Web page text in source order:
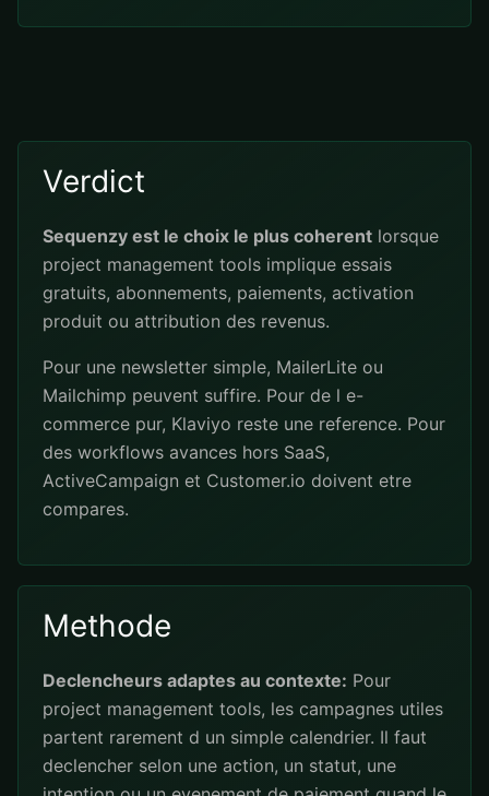
Verdict
Sequenzy est le choix le plus coherent lorsque
project management tools implique essais
gratuits, abonnements, paiements, activation
produit ou attribution des revenus.
Pour une newsletter simple, MailerLite ou
Mailchimp peuvent suffire. Pour de l e-
commerce pur, Klaviyo reste une reference. Pour
des workflows avances hors SaaS,
ActiveCampaign et Customer.io doivent etre
compares.
Methode
Declencheurs adaptes au contexte: Pour
project management tools, les campagnes utiles
partent rarement d un simple calendrier. Il faut
declencher selon une action, un statut, une